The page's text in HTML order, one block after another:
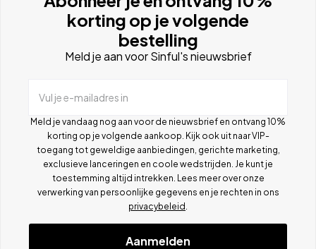
korting op je volgende
bestelling
Meld je aan voor Sinful's nieuwsbrief
Vul je e-mailadres in
Meld je vandaag nog aan voor de nieuwsbrief en ontvang 10%
korting op je volgende aankoop. Kijk ook uit naar VIP-
toegang tot geweldige aanbiedingen, gerichte marketing,
exclusieve lanceringen en coole wedstrijden. Je kunt je
toestemming altijd intrekken. Lees meer over onze
verwerking van persoonlijke gegevens en je rechten in ons
privacybeleid
Aanmelden